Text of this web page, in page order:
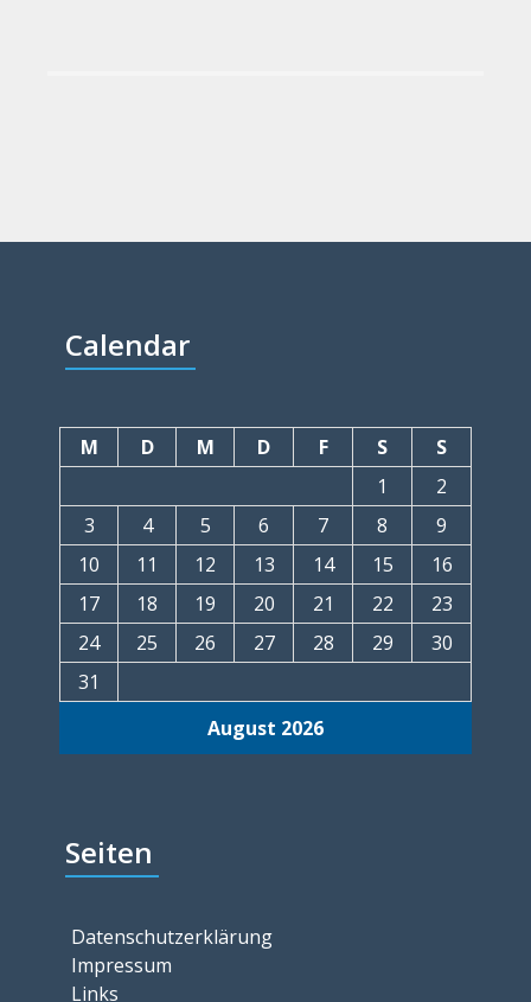
Calendar
August 2026
M D M D F S
S
1
2
3
4 5 6 7 8
9
10
11 12 13 14 15
16
17
18 19 20 21 22
23
24
25 26 27 28 29
30
31
Seiten
Datenschutzerklärung
Impressum
Links